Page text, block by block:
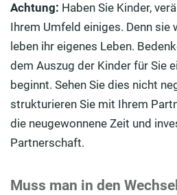
Achtung: Haben Sie Kinder,
Ihrem Umfeld einiges. Denn sie
leben ihr eigenes Leben.
dem Auszug der Kinder für Sie
beginnt. Sehen Sie dies nicht
strukturieren Sie mit Ihrem
die neugewonnene Zeit und
Partnerschaft.
Muss man in den